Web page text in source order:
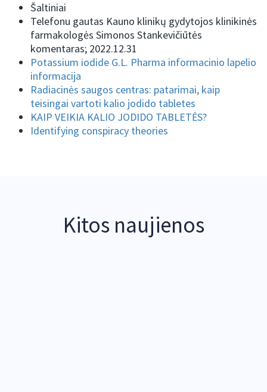
Šaltiniai
Telefonu gautas Kauno klinikų gydytojos klinikinės
farmakologės Simonos Stankevičiūtės
komentaras; 2022.12.31
Potassium iodide G.L. Pharma informacinio lapelio
informacija
Radiacinės saugos centras: patarimai, kaip
teisingai vartoti kalio jodido tabletes
KAIP VEIKIA KALIO JODIDO TABLETĖS?
Identifying conspiracy theories
Kitos naujienos